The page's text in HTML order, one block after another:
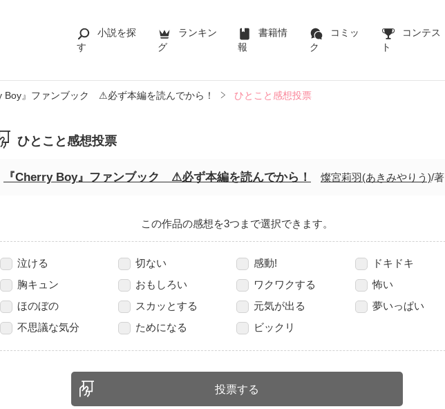
小説を探
す
ランキン
グ
書籍情
報
コミッ
ク
コンテス
ト
Boy』ファンブック ⚠必ず本編を読んでから！ ひとこと感想投票
ひとこと感想投票
『Cherry Boy』ファンブック ⚠必ず本編を読んでから！ 燦宮莉羽(あきみやりう)/著
この作品の感想を3つまで選択できます。
泣ける 切ない 感動!
ドキドキ
胸キュン
おもしろい ワクワクする
怖い
ほのぼの
スカッとする 元気が出る
夢いっぱい
不思議な気分
ためになる ビックリ